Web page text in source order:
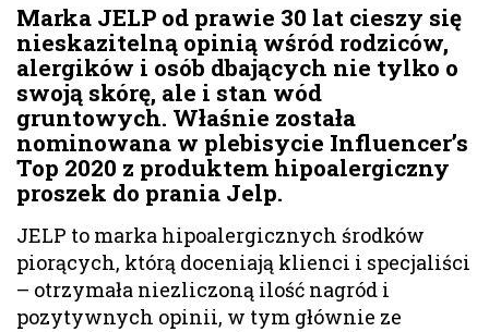
Marka JELP od prawie 30 lat cieszy się
nieskazitelną opinią wśród rodziców,
alergików i osób dbających nie tylko o
swoją skórę, ale i stan wód
gruntowych. Właśnie została
nominowana w plebisycie Influencer’s
Top 2020 z produktem hipoalergiczny
proszek do prania Jelp.
JELP to marka hipoalergicznych środków
piorących, którą doceniają klienci i specjaliści
– otrzymała niezliczoną ilość nagród i
pozytywnych opinii, w tym głównie ze